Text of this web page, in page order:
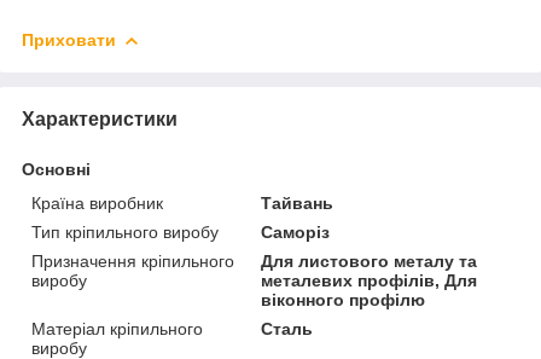
Приховати
Характеристики
Основні
Країна виробник
Тайвань
Тип кріпильного виробу
Саморіз
Призначення кріпильного
виробу
Для листового металу та
металевих профілів, Для
віконного профілю
Матеріал кріпильного
виробу
Сталь